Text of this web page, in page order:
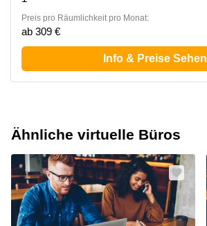
Preis pro Räumlichkeit pro Monat:
ab 309 €
Info & Preise Sehen
Ähnliche virtuelle Büros